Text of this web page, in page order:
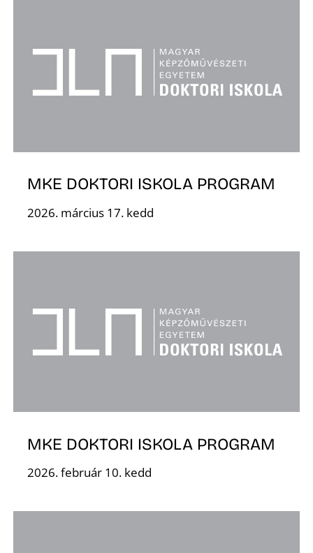
MKE DOKTORI ISKOLA PROGRAM
2026. március 17. kedd
MKE DOKTORI ISKOLA PROGRAM
2026. február 10. kedd